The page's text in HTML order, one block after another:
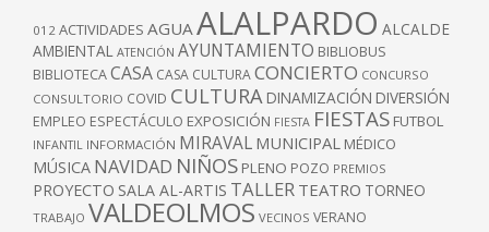
012 ACTIVIDADES AGUAALALPARDO ALCALDE
AMBIENTAL ATENCIÓN AYUNTAMIENTO BIBLIOBUS
BIBLIOTECACASA CASA CULTURACONCIERTO CONCURSO
CONSULTORIO COVID CULTURA DINAMIZACIÓN DIVERSIÓN
EMPLEO ESPECTÁCULO EXPOSICIÓN FIESTA FIESTAS FUTBOL
INFANTIL INFORMACIÓN MIRAVAL MUNICIPAL MÉDICO
MÚSICA NAVIDAD NIÑOS PLENO POZO PREMIOS
PROYECTO SALA AL-ARTIS TALLER TEATRO TORNEO
TRABAJO VALDEOLMOS VECINOS VERANO